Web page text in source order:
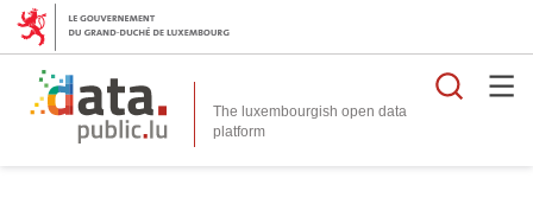
The luxembourgish open data
platform